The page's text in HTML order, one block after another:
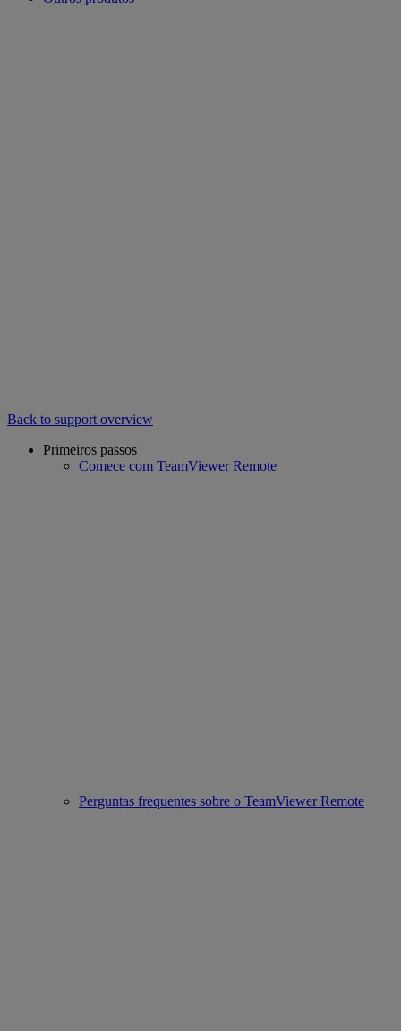
Back to support overview
Primeiros passos
Comece com TeamViewer Remote
Perguntas frequentes sobre o TeamViewer Remote